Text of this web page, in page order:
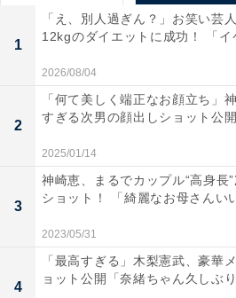
1
「え、別人過ぎん？」お笑い芸
12kgのダイエットに成功！ 「イ
2026/08/04
2
「何て美しく端正なお顔立ち」
すぎる次男の顔出しショット公
2025/01/14
3
神崎恵、まるでカップル“高身長
ショット！ 「綺麗なお母さんい
2023/05/31
4
「最高すぎる」木梨憲武、豪華
ョット公開「奈緒ちゃん久しぶ